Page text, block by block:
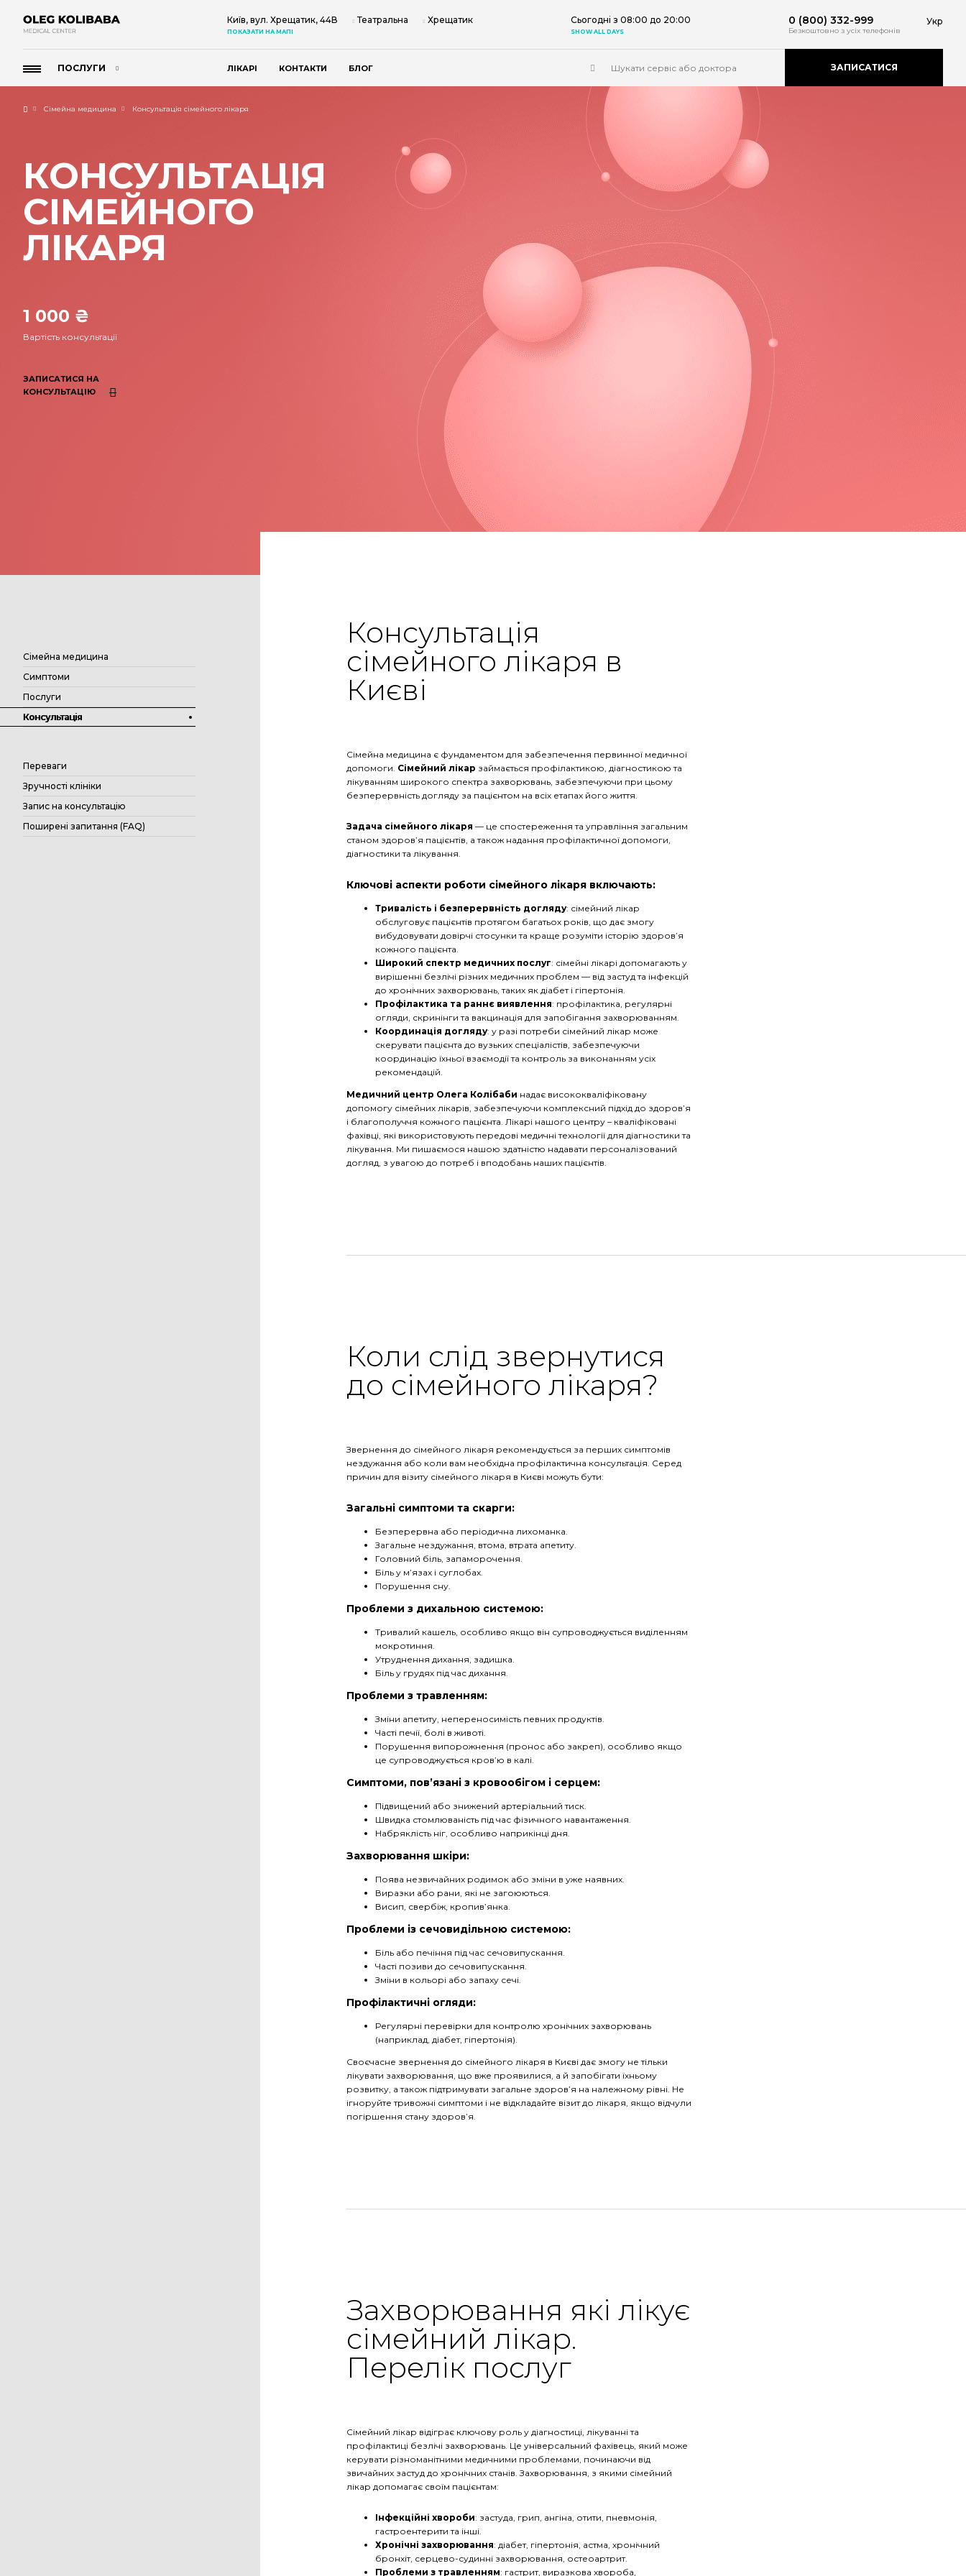
Київ, вул. Хрещатик, 44В
ПОКАЗАТИ НА МАПІ
Театральна Хрещатик Сьогодні з 08:00 до 20:00
SHOW ALL DAYS
0 (800) 332-999
Безкоштовно з усіх телефонів
Укр
ПОСЛУГИ ЛІКАРІ КОНТАКТИ БЛОГ ЗАПИСАТИСЯ
Сімейна медицина Консультація сімейного лікаря
КОНСУЛЬТАЦІЯ
СІМЕЙНОГО
ЛІКАРЯ
1 000 ₴
Вартість консультації
ЗАПИСАТИСЯ НА
КОНСУЛЬТАЦІЮ
Сімейна медицина
Симптоми
Послуги
Консультація
Переваги
Зручності клініки
Запис на консультацію
Поширені запитання (FAQ)
Консультація
сімейного лікаря в
Києві
Сімейна медицина є фундаментом для забезпечення первинної медичної
допомоги. Сімейний лікар займається профілактикою, діагностикою та
лікуванням широкого спектра захворювань, забезпечуючи при цьому
безперервність догляду за пацієнтом на всіх етапах його життя.
Задача сімейного лікаря — це спостереження та управління загальним
станом здоров’я пацієнтів, а також надання профілактичної допомоги,
діагностики та лікування.
Ключові аспекти роботи сімейного лікаря включають:
Тривалість і безперервність догляду: сімейний лікар
обслуговує пацієнтів протягом багатьох років, що дає змогу
вибудовувати довірчі стосунки та краще розуміти історію здоров’я
кожного пацієнта.
Широкий спектр медичних послуг: сімейні лікарі допомагають у
вирішенні безлічі різних медичних проблем — від застуд та інфекцій
до хронічних захворювань, таких як діабет і гіпертонія.
Профілактика та раннє виявлення: профілактика, регулярні
огляди, скринінги та вакцинація для запобігання захворюванням.
Координація догляду: у разі потреби сімейний лікар може
скерувати пацієнта до вузьких спеціалістів, забезпечуючи
координацію їхньої взаємодії та контроль за виконанням усіх
рекомендацій.
Медичний центр Олега Колібаби надає висококваліфіковану
допомогу сімейних лікарів, забезпечуючи комплексний підхід до здоров’я
і благополуччя кожного пацієнта. Лікарі нашого центру – кваліфіковані
фахівці, які використовують передові медичні технології для діагностики та
лікування. Ми пишаємося нашою здатністю надавати персоналізований
догляд, з увагою до потреб і вподобань наших пацієнтів.
Коли слід звернутися
до сімейного лікаря?
Звернення до сімейного лікаря рекомендується за перших симптомів
нездужання або коли вам необхідна профілактична консультація. Серед
причин для візиту сімейного лікаря в Києві можуть бути:
Загальні симптоми та скарги:
Безперервна або періодична лихоманка.
Загальне нездужання, втома, втрата апетиту.
Головний біль, запаморочення.
Біль у м’язах і суглобах.
Порушення сну.
Проблеми з дихальною системою:
Тривалий кашель, особливо якщо він супроводжується виділенням
мокротиння.
Утруднення дихання, задишка.
Біль у грудях під час дихання.
Проблеми з травленням:
Зміни апетиту, непереносимість певних продуктів.
Часті печії, болі в животі.
Порушення випорожнення (пронос або закреп), особливо якщо
це супроводжується кров’ю в калі.
Симптоми, пов’язані з кровообігом і серцем:
Підвищений або знижений артеріальний тиск.
Швидка стомлюваність під час фізичного навантаження.
Набряклість ніг, особливо наприкінці дня.
Захворювання шкіри:
Поява незвичайних родимок або зміни в уже наявних.
Виразки або рани, які не загоюються.
Висип, свербіж, кропив’янка.
Проблеми із сечовидільною системою:
Біль або печіння під час сечовипускання.
Часті позиви до сечовипускання.
Зміни в кольорі або запаху сечі.
Профілактичні огляди:
Регулярні перевірки для контролю хронічних захворювань
(наприклад, діабет, гіпертонія).
Своєчасне звернення до сімейного лікаря в Києві дає змогу не тільки
лікувати захворювання, що вже проявилися, а й запобігати їхньому
розвитку, а також підтримувати загальне здоров’я на належному рівні. Не
ігноруйте тривожні симптоми і не відкладайте візит до лікаря, якщо відчули
погіршення стану здоров’я.
Захворювання які лікує
сімейний лікар.
Перелік послуг
Сімейний лікар відіграє ключову роль у діагностиці, лікуванні та
профілактиці безлічі захворювань. Це універсальний фахівець, який може
керувати різноманітними медичними проблемами, починаючи від
звичайних застуд до хронічних станів. Захворювання, з якими сімейний
лікар допомагає своїм пацієнтам:
Інфекційні хвороби: застуда, грип, ангіна, отити, пневмонія,
гастроентерити та інші.
Хронічні захворювання: діабет, гіпертонія, астма, хронічний
бронхіт, серцево-судинні захворювання, остеоартрит.
Проблеми з травленням: гастрит, виразкова хвороба,